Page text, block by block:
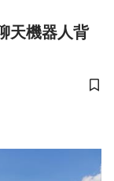
天機器人背
儲